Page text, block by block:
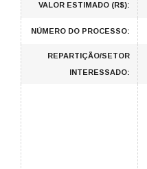
VALOR ESTIMADO (R$):
NÚMERO DO PROCESSO:
REPARTIÇÃO/SETOR
INTERESSADO: